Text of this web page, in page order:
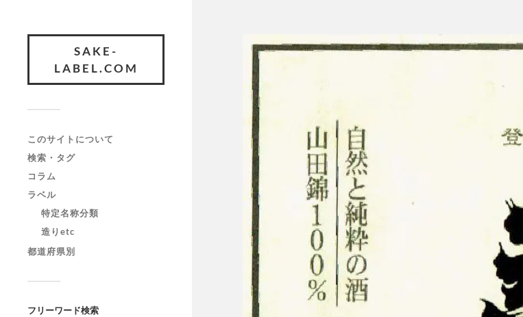
SAKE-
LABEL.COM
このサイトについて
検索・タグ
コラム
ラベル
特定名称分類
造りetc
都道府県別
フリーワード検索